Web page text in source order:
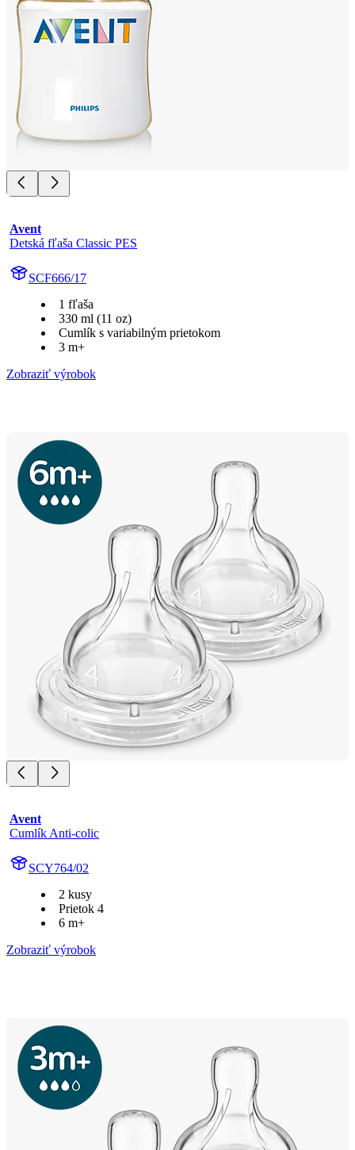
Avent
Detská fľaša Classic PES
SCF666/17
1 fľaša
330 ml (11 oz)
Cumlík s variabilným prietokom
3 m+
Zobraziť výrobok
Avent
Cumlík Anti-colic
SCY764/02
2 kusy
Prietok 4
6 m+
Zobraziť výrobok